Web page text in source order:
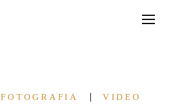
FOTOGRAFIA VIDEO